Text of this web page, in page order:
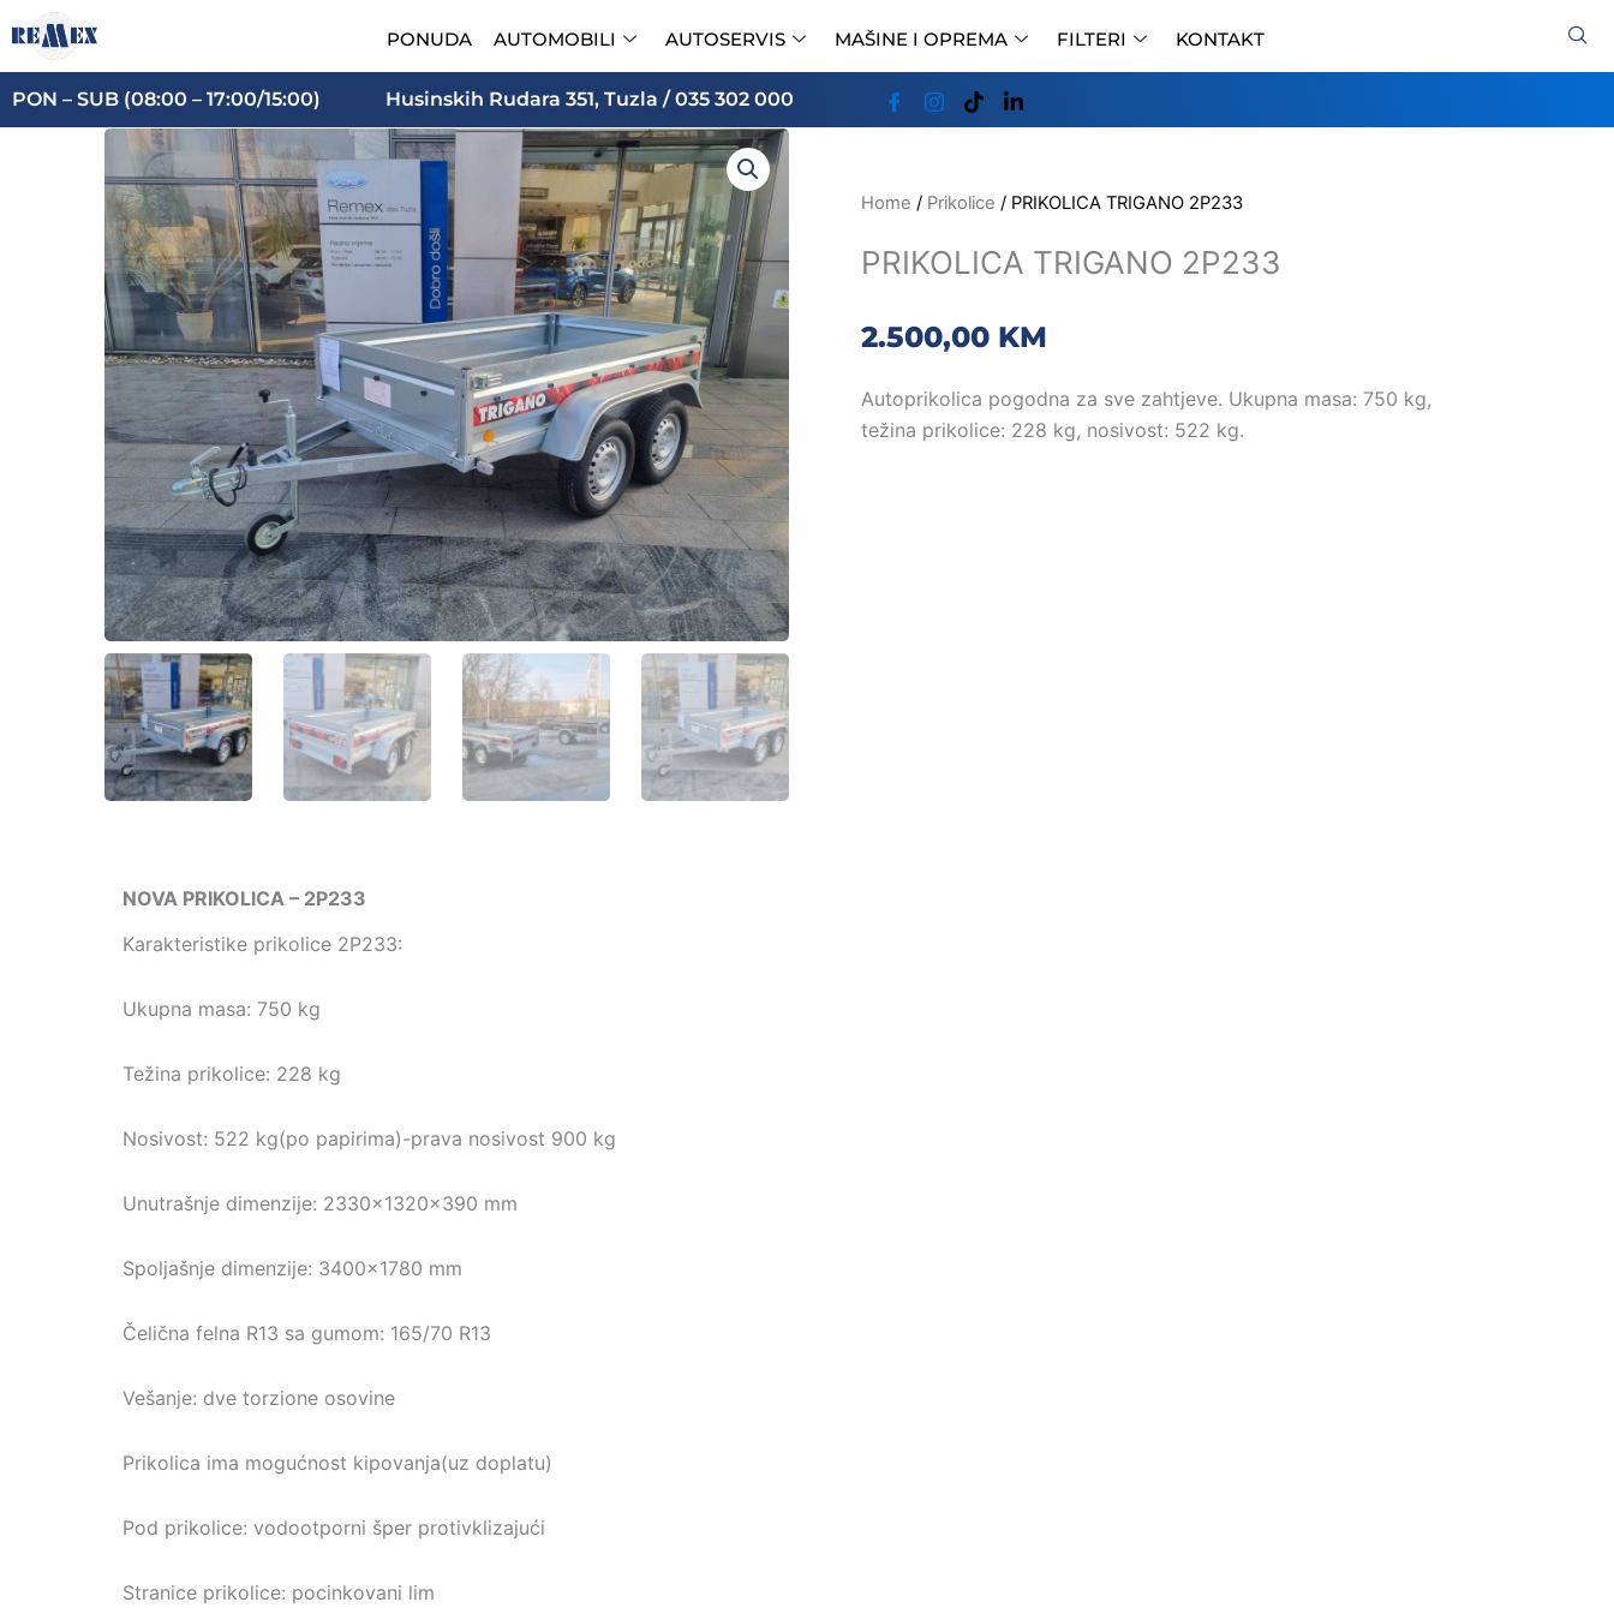
Skip
to
content
PONUDA AUTOMOBILI AUTOSERVIS MAŠINE I OPREMA FILTERI KONTAKT
PON – SUB (08:00 – 17:00/15:00) Husinskih Rudara 351, Tuzla / 035 302 000
Home / Prikolice / PRIKOLICA TRIGANO 2P233
PRIKOLICA TRIGANO 2P233
2.500,00 KM
Autoprikolica pogodna za sve zahtjeve. Ukupna masa: 750 kg,
težina prikolice: 228 kg, nosivost: 522 kg.
NOVA PRIKOLICA – 2P233
Karakteristike prikolice 2P233:
Ukupna masa: 750 kg
Težina prikolice: 228 kg
Nosivost: 522 kg(po papirima)-prava nosivost 900 kg
Unutrašnje dimenzije: 2330x1320x390 mm
Spoljašnje dimenzije: 3400×1780 mm
Čelična felna R13 sa gumom: 165/70 R13
Vešanje: dve torzione osovine
Prikolica ima mogućnost kipovanja(uz doplatu)
Pod prikolice: vodootporni šper protivklizajući
Stranice prikolice: pocinkovani lim